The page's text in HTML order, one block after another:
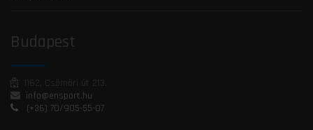
Budapest
1162, Csömöri út 213.
info@ensport.hu
(+36) 70/905-55-07